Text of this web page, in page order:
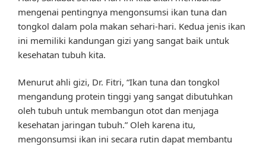
mengenai pentingnya mengonsumsi ikan tuna dan
tongkol dalam pola makan sehari-hari. Kedua jenis ikan
ini memiliki kandungan gizi yang sangat baik untuk
kesehatan tubuh kita.
Menurut ahli gizi, Dr. Fitri, “Ikan tuna dan tongkol
mengandung protein tinggi yang sangat dibutuhkan
oleh tubuh untuk membangun otot dan menjaga
kesehatan jaringan tubuh.” Oleh karena itu,
mengonsumsi ikan ini secara rutin dapat membantu